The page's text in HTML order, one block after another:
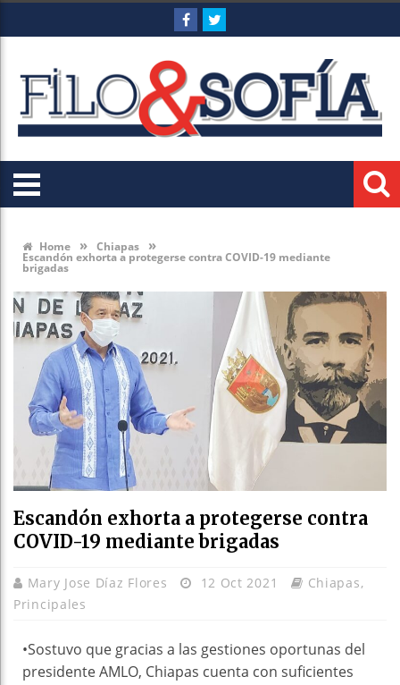
Home » Chiapas »
Escandón exhorta a protegerse contra COVID-19 mediante
brigadas
Escandón exhorta a protegerse contra
COVID-19 mediante brigadas
Mary Jose Díaz Flores 12 Oct 2021 Chiapas,
Principales
•Sostuvo que gracias a las gestiones oportunas del
presidente AMLO, Chiapas cuenta con suficientes